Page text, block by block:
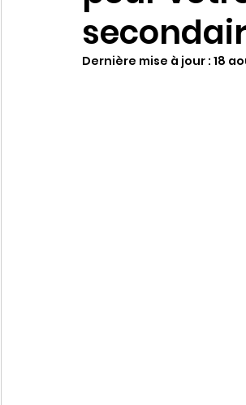
Dernière mise à jour : 18